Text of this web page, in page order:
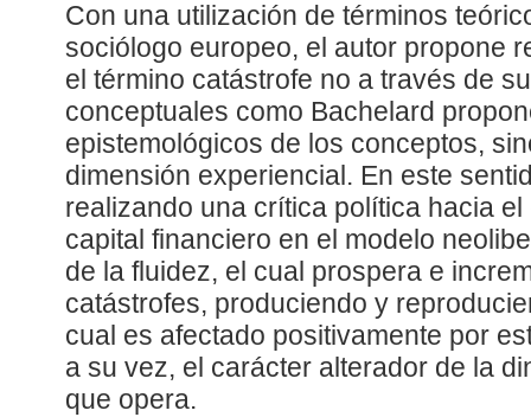
Con una utilización de términos
sociólogo europeo, el autor propone
el término catástrofe no a través de
conceptuales como Bachelard
epistemológicos de los conceptos,
dimensión experiencial. En este
realizando una crítica política hacia
capital financiero en el modelo
de la fluidez, el cual prospera e
catástrofes, produciendo y
cual es afectado positivamente por
a su vez, el carácter alterador de la
que opera.